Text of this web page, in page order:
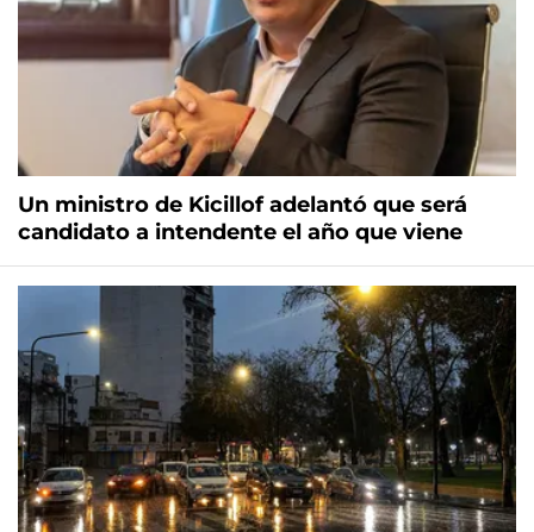
Un ministro de Kicillof adelantó que será
candidato a intendente el año que viene